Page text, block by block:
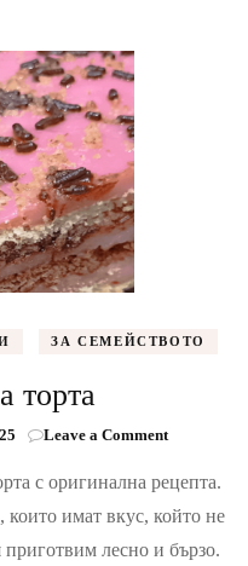
ЗА СЕМЕЙСТВОТО
торта
Leave a Commenton
торта
с оригинална рецепта.
които имат вкус, който не
лесно и бързо.